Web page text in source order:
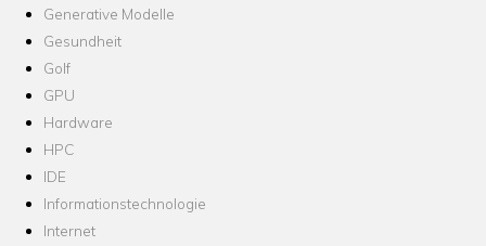
Generative Modelle
Gesundheit
Golf
GPU
Hardware
HPC
IDE
Informationstechnologie
Internet